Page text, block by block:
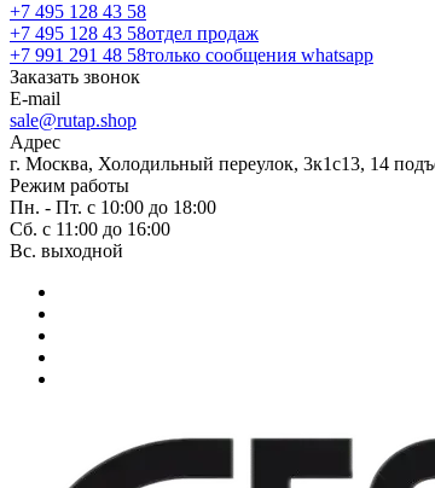
+7 495 128 43 58
+7 495 128 43 58отдел продаж
+7 991 291 48 58только сообщения whatsapp
Заказать звонок
E-mail
sale@rutap.shop
Адрес
г. Москва, Холодильный переулок, 3к1с13, 14
Режим работы
Пн. - Пт. с 10:00 до 18:00
Сб. с 11:00 до 16:00
Вс. выходной